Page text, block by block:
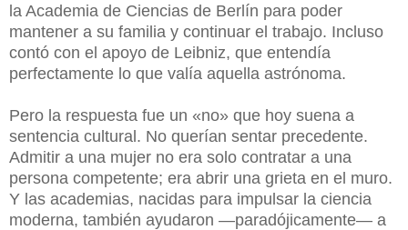
la Academia de Ciencias de Berlín para poder
mantener a su familia y continuar el trabajo. Incluso
contó con el apoyo de Leibniz, que entendía
perfectamente lo que valía aquella astrónoma.
Pero la respuesta fue un «no» que hoy suena a
sentencia cultural. No querían sentar precedente.
Admitir a una mujer no era solo contratar a una
persona competente; era abrir una grieta en el muro.
Y las academias, nacidas para impulsar la ciencia
moderna, también ayudaron —paradójicamente— a